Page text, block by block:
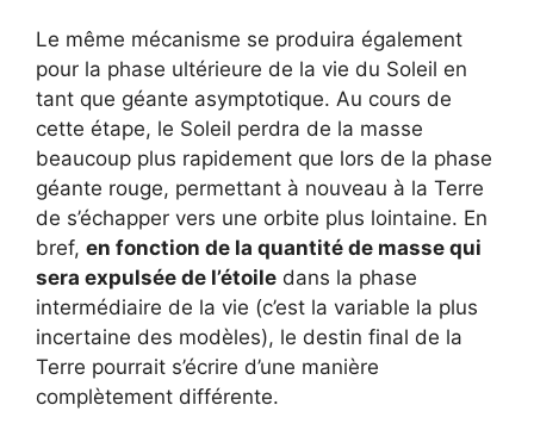
Le même mécanisme se produira également
pour la phase ultérieure de la vie du Soleil en
tant que géante asymptotique. Au cours de
cette étape, le Soleil perdra de la masse
beaucoup plus rapidement que lors de la phase
géante rouge, permettant à nouveau à la Terre
de s’échapper vers une orbite plus lointaine. En
bref, en fonction de la quantité de masse qui
sera expulsée de l’étoile dans la phase
intermédiaire de la vie (c’est la variable la plus
incertaine des modèles), le destin final de la
Terre pourrait s’écrire d’une manière
complètement différente.